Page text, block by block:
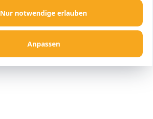
Nur notwendige erlauben
Anpassen